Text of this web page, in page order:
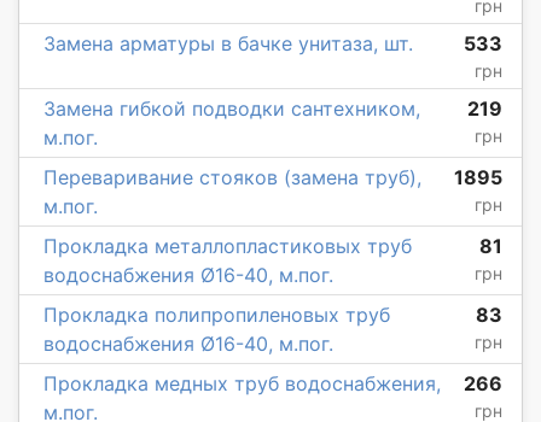
грн
Замена арматуры в бачке унитаза, шт. 533
грн
Замена гибкой подводки сантехником,
м.пог.
219
грн
Переваривание стояков (замена труб),
м.пог.
1895
грн
Прокладка металлопластиковых труб
водоснабжения Ø16-40, м.пог.
81
грн
Прокладка полипропиленовых труб
водоснабжения Ø16-40, м.пог.
83
грн
Прокладка медных труб водоснабжения,
м.пог.
266
грн